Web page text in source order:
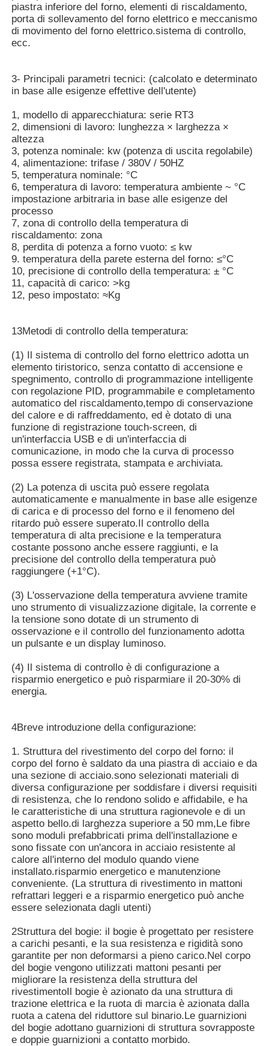
Circa noi
Giro della fabbrica
Controllo di qualità
Contattici
Notizie
Casi
Richieda una citazione
Forno di fusione di induzione di vuoto
Fornace di fusione in alluminio
Forno di sinterizzazione a vuoto
fornace di tempera di vetro
Forno ad arco al plasma
fornace inferiore dell'automobile
Fornace ad alta temperatura
Caldaia industriale per acqua calda
Caldaie a gas
caldaia a vapore della biomassa
Forno dell'essiccazione sotto vuoto
Macchina di fusione CCM
piastra inferiore del forno, elementi di riscaldamento,
porta di sollevamento del forno elettrico e meccanismo
di movimento del forno elettrico.sistema di controllo,
ecc.
3- Principali parametri tecnici: (calcolato e determinato
in base alle esigenze effettive dell'utente)
1, modello di apparecchiatura: serie RT3
2, dimensioni di lavoro: lunghezza × larghezza ×
altezza
3, potenza nominale: kw (potenza di uscita regolabile)
4, alimentazione: trifase / 380V / 50HZ
5, temperatura nominale: °C
6, temperatura di lavoro: temperatura ambiente ~ °C
impostazione arbitraria in base alle esigenze del
processo
7, zona di controllo della temperatura di
riscaldamento: zona
8, perdita di potenza a forno vuoto: ≤ kw
9. temperatura della parete esterna del forno: ≤°C
10, precisione di controllo della temperatura: ± °C
11, capacità di carico: >kg
12, peso impostato: ≈Kg
13Metodi di controllo della temperatura:
(1) Il sistema di controllo del forno elettrico adotta un
elemento tiristorico, senza contatto di accensione e
spegnimento, controllo di programmazione intelligente
con regolazione PID, programmabile e completamento
automatico del riscaldamento,tempo di conservazione
del calore e di raffreddamento, ed è dotato di una
funzione di registrazione touch-screen, di
un'interfaccia USB e di un'interfaccia di
comunicazione, in modo che la curva di processo
possa essere registrata, stampata e archiviata.
(2) La potenza di uscita può essere regolata
automaticamente e manualmente in base alle esigenze
di carica e di processo del forno e il fenomeno del
ritardo può essere superato.Il controllo della
temperatura di alta precisione e la temperatura
costante possono anche essere raggiunti, e la
precisione del controllo della temperatura può
raggiungere (+1°C).
(3) L'osservazione della temperatura avviene tramite
uno strumento di visualizzazione digitale, la corrente e
la tensione sono dotate di un strumento di
osservazione e il controllo del funzionamento adotta
un pulsante e un display luminoso.
(4) Il sistema di controllo è di configurazione a
risparmio energetico e può risparmiare il 20-30% di
energia.
4Breve introduzione della configurazione:
1. Struttura del rivestimento del corpo del forno: il
corpo del forno è saldato da una piastra di acciaio e da
una sezione di acciaio.sono selezionati materiali di
diversa configurazione per soddisfare i diversi requisiti
di resistenza, che lo rendono solido e affidabile, e ha
le caratteristiche di una struttura ragionevole e di un
aspetto bello.di larghezza superiore a 50 mm,Le fibre
sono moduli prefabbricati prima dell'installazione e
sono fissate con un'ancora in acciaio resistente al
calore all'interno del modulo quando viene
installato.risparmio energetico e manutenzione
conveniente. (La struttura di rivestimento in mattoni
refrattari leggeri e a risparmio energetico può anche
essere selezionata dagli utenti)
2Struttura del bogie: il bogie è progettato per resistere
a carichi pesanti, e la sua resistenza e rigidità sono
garantite per non deformarsi a pieno carico.Nel corpo
del bogie vengono utilizzati mattoni pesanti per
migliorare la resistenza della struttura del
rivestimentoIl bogie è azionato da una struttura di
trazione elettrica e la ruota di marcia è azionata dalla
ruota a catena del riduttore sul binario.Le guarnizioni
del bogie adottano guarnizioni di struttura sovrapposte
e doppie guarnizioni a contatto morbido.